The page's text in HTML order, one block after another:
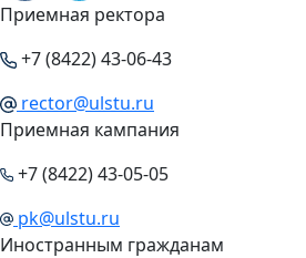
Приемная ректора
+7 (8422) 43-06-43
rector@ulstu.ru
Приемная кампания
+7 (8422) 43-05-05
pk@ulstu.ru
Иностранным гражданам